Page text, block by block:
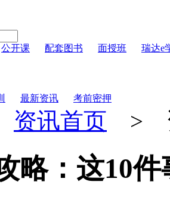
公开课 配套图书 面授班
瑞达e
最新资讯 考前密押
资讯首页 >
略：这10